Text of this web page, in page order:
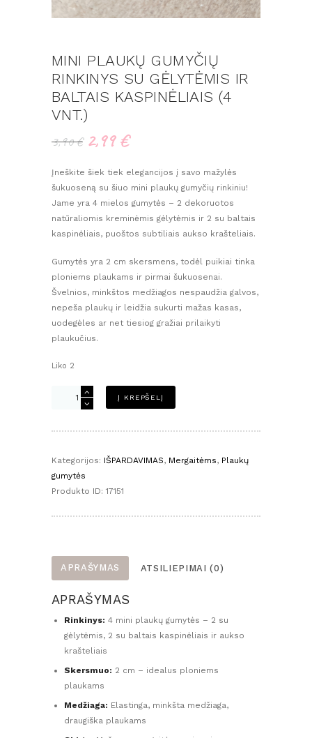
MINI PLAUKŲ GUMYČIŲ
RINKINYS SU GĖLYTĖMIS IR
BALTAIS KASPINĖLIAIS (4
VNT.)
3,90€ Original
was:
3,90 €.
2,99€Current
is:
2,99 €.
Įneškite šiek tiek elegancijos į savo mažylės
šukuoseną su šiuo mini plaukų gumyčių rinkiniu!
Jame yra 4 mielos gumytės – 2 dekoruotos
natūraliomis kreminėmis gėlytėmis ir 2 su baltais
kaspinėliais, puoštos subtiliais aukso krašteliais.
Gumytės yra 2 cm skersmens, todėl puikiai tinka
ploniems plaukams ir pirmai šukuosenai.
Švelnios, minkštos medžiagos nespaudžia galvos,
nepeša plaukų ir leidžia sukurti mažas kasas,
uodegėles ar net tiesiog gražiai prilaikyti
plaukučius.
Liko 2
produkto
rinkinys
ir
vnt.)
Į KREPŠELĮ
Kategorijos: IŠPARDAVIMAS, Mergaitėms, Plaukų
gumytės
Produkto ID: 17151
APRAŠYMAS ATSILIEPIMAI (0)
APRAŠYMAS
Rinkinys: 4 mini plaukų gumytės – 2 su
gėlytėmis, 2 su baltais kaspinėliais ir aukso
krašteliais
Skersmuo: 2 cm – idealus ploniems
plaukams
Medžiaga: Elastinga, minkšta medžiaga,
draugiška plaukams